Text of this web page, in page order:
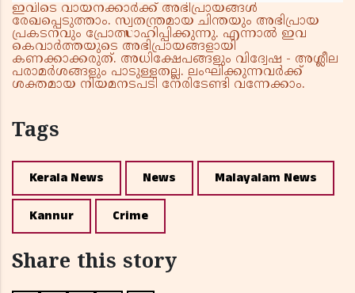
ഇവിടെ വായനക്കാർക്ക് അഭിപ്രായങ്ങൾ
രേഖപ്പെടുത്താം. സ്വതന്ത്രമായ ചിന്തയും അഭിപ്രായ
പ്രകടനവും പ്രോത്സാഹിപ്പിക്കുന്നു. എന്നാൽ ഇവ
കെവാർത്തയുടെ അഭിപ്രായങ്ങളായി
കണക്കാക്കരുത്. അധിക്ഷേപങ്ങളും വിദ്വേഷ - അശ്ലീല
പരാമർശങ്ങളും പാടുള്ളതല്ല. ലംഘിക്കുന്നവർക്ക്
ശക്തമായ നിയമനടപടി നേരിടേണ്ടി വന്നേക്കാം.
Tags
Kerala News News Malayalam News
Kannur Crime
Share this story